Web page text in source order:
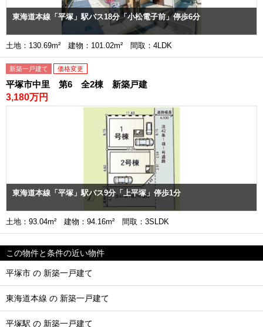
東海道本線「平塚」駅バス18分「小松電子前」停歩6分
土地：130.69m² 建物：101.02m² 間取：4LDK
新築一戸建て 価格変更
平塚市中里 第6 全2棟 新築戸建
3,180万円
東海道本線「平塚」駅バス9分「上平塚」停歩1分
土地：93.04m² 建物：94.16m² 間取：3SLDK
この物件と条件の近い物件
平塚市 の 新築一戸建て
東海道本線 の 新築一戸建て
平塚駅 の 新築一戸建て